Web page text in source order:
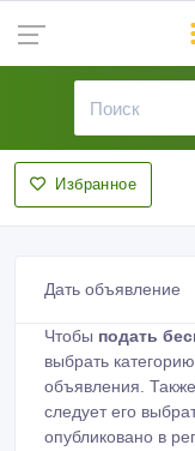
Избранное
Дать объявление
Чтобы подать
выбрать
объявления.
следует его
опубликовано в